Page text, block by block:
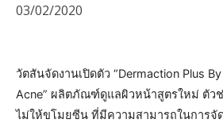
03/02/2020
วัตสันจัดงานเปิดตัว “Dermaction Plus
Acne” ผลิตภัณฑ์ดูแลผิวหน้าสูตรใหม่ ตัวช่
ไม่ให้ขโมยซีน ที่มีความสามารถในการจั